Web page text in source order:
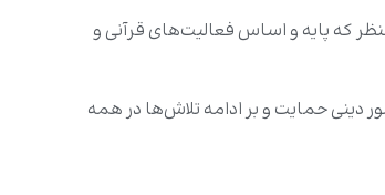
که پایه و اساس فعالیت‌های قرآنی و
حمایت و بر ادامه تلاش‌ها در همه